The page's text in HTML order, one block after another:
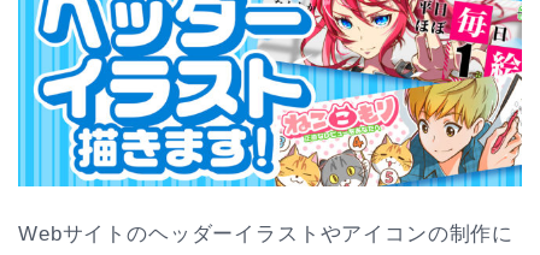
Webサイトのヘッダーイラストやアイコンの制作に